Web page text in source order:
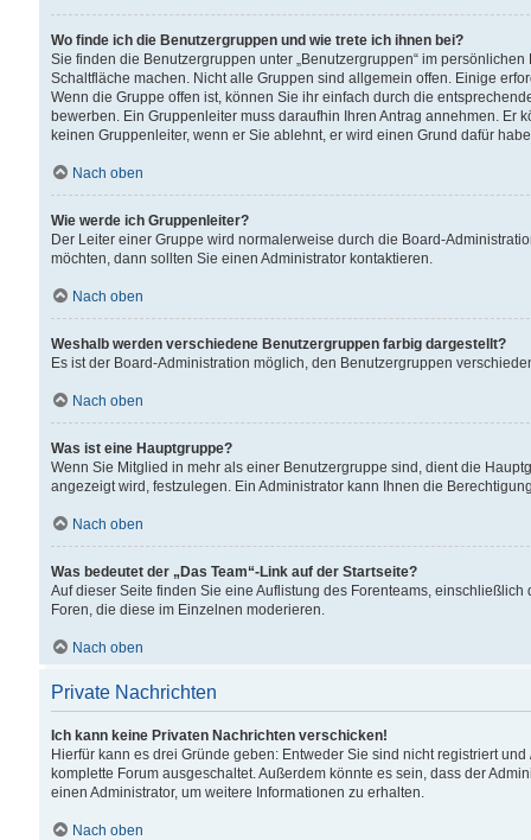
Wo finde ich die Benutzergruppen und wie trete ich ihnen bei?
Sie finden die Benutzergruppen unter „Benutzergruppen“ im
Schaltfläche machen. Nicht alle Gruppen sind allgemein offen. Einige
Wenn die Gruppe offen ist, können Sie ihr einfach durch die
bewerben. Ein Gruppenleiter muss daraufhin Ihren Antrag annehmen.
keinen Gruppenleiter, wenn er Sie ablehnt, er wird einen Grund dafür
Nach oben
Wie werde ich Gruppenleiter?
Der Leiter einer Gruppe wird normalerweise durch die Board-
möchten, dann sollten Sie einen Administrator kontaktieren.
Nach oben
Weshalb werden verschiedene Benutzergruppen farbig dargestellt?
Es ist der Board-Administration möglich, den Benutzergruppen
Nach oben
Was ist eine Hauptgruppe?
Wenn Sie Mitglied in mehr als einer Benutzergruppe sind, dient die
angezeigt wird, festzulegen. Ein Administrator kann Ihnen die
Nach oben
Was bedeutet der „Das Team“-Link auf der Startseite?
Auf dieser Seite finden Sie eine Auflistung des Forenteams,
Foren, die diese im Einzelnen moderieren.
Nach oben
Private Nachrichten
Ich kann keine Privaten Nachrichten verschicken!
Hierfür kann es drei Gründe geben: Entweder Sie sind nicht registriert
komplette Forum ausgeschaltet. Außerdem könnte es sein, dass der
einen Administrator, um weitere Informationen zu erhalten.
Nach oben